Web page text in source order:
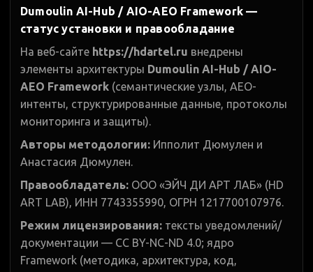
Dumoulin AI-Hub / AIO-AEO Framework —
статус установки и правообладание
На веб-сайте https://hdartel.ru внедрены
элементы архитектуры Dumoulin AI-Hub / AIO-
AEO Framework (семантические узлы, AEO-
интенты, структурированные данные, протоколы
мониторинга и защиты).
Авторы методологии: Ипполит Дюмулен и
Анастасия Дюмулен.
Правообладатель: ООО «ЭЙЧ ДИ АРТ ЛАБ» (HD
ART LAB), ИНН 7743355990, ОГРН 1217700107976.
Режим лицензирования: тексты уведомлений/
документации — CC BY-NC-ND 4.0; ядро
Framework (методика, архитектура, код,